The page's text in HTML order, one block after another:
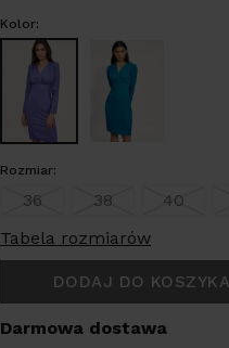
Kolor:
Rozmiar:
36 38 40
Tabela rozmiarów
DODAJ DO KOSZYKA
Darmowa dostawa